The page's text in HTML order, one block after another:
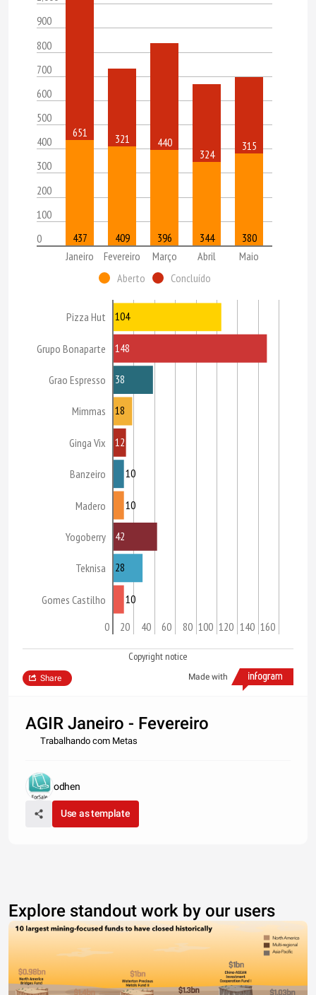
900
800
700
600
500
400
300
200
100
0
Janeiro
Fevereiro Março Abril Maio
437
651
409
321
396
440
344
324
380
315
Aberto Concluído
Pizza Hut
Grupo Bonaparte
Grao Espresso
Mimmas
Ginga Vix
Banzeiro
Madero
Yogoberry
Teknisa
Gomes Castilho
0 20 40 60 80 100 120 140 160
104
148
38
18
12
10
10
42
28
10
Copyright notice
Made with
Share
AGIR Janeiro - Fevereiro
Trabalhando com Metas
odhen
Use as template
Explore standout work by our users